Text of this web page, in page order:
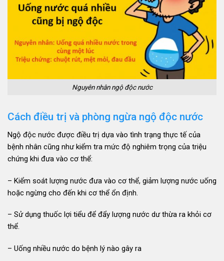
Nguyên nhân ngộ độc nước
Cách điều trị và phòng ngừa ngộ độc nước
Ngộ độc nước được điều trị dựa vào tình trạng thực tế của
bệnh nhân cũng như kiểm tra mức độ nghiêm trọng của triệu
chứng khi đưa vào cơ thể:
– Kiểm soát lượng nước đưa vào cơ thể, giảm lượng nước uống
hoặc ngừng cho đến khi cơ thể ổn định.
– Sử dụng thuốc lợi tiểu để đẩy lượng nước dư thừa ra khỏi cơ
thể.
– Uống nhiều nước do bệnh lý nào gây ra